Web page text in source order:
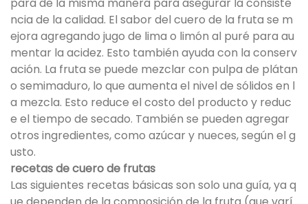
ncia de la calidad. El sabor del cuero de la fruta se m
ejora agregando jugo de lima o limón al puré para au
mentar la acidez. Esto también ayuda con la conserv
ación. La fruta se puede mezclar con pulpa de plátan
o semimaduro, lo que aumenta el nivel de sólidos en l
a mezcla. Esto reduce el costo del producto y reduc
e el tiempo de secado. También se pueden agregar
otros ingredientes, como azúcar y nueces, según el g
usto.
recetas de cuero de frutas
Las siguientes recetas básicas son solo una guía, ya q